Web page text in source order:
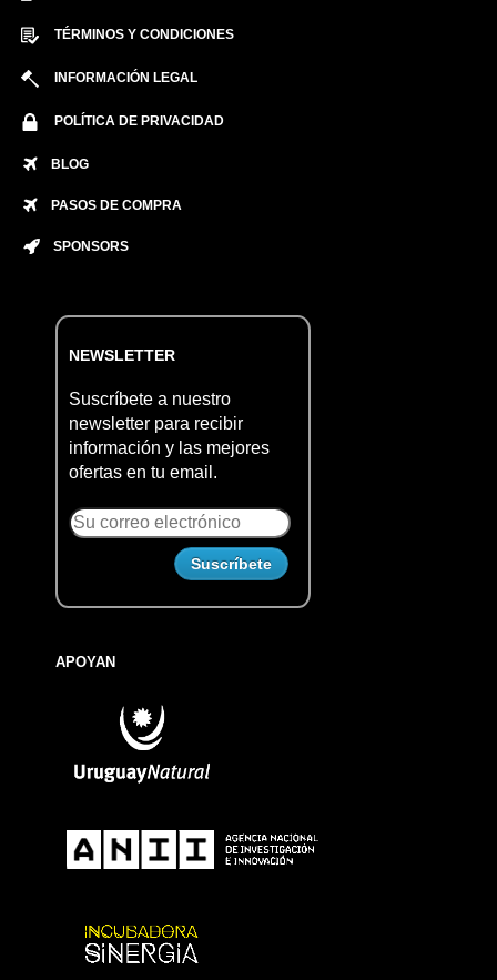
TÉRMINOS Y CONDICIONES
INFORMACIÓN LEGAL
POLÍTICA DE PRIVACIDAD
BLOG
PASOS DE COMPRA
SPONSORS
NEWSLETTER
Suscríbete a nuestro
newsletter para recibir
información y las mejores
ofertas en tu email.
APOYAN